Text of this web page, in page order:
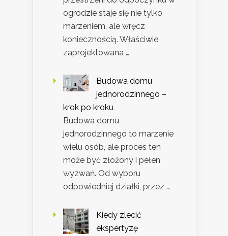
ogrodzie staje się nie tylko
marzeniem, ale wręcz
koniecznością. Właściwie
zaprojektowana …
Budowa domu
jednorodzinnego –
krok po kroku
Budowa domu
jednorodzinnego to marzenie
wielu osób, ale proces ten
może być złożony i pełen
wyzwań. Od wyboru
odpowiedniej działki, przez …
Kiedy zlecić
ekspertyzę